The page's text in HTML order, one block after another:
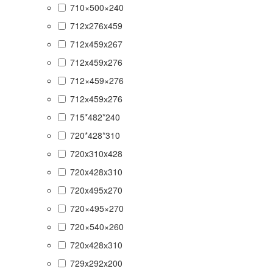
710×500×240
712x276x459
712x459x267
712x459x276
712×459×276
712х459х276
715*482*240
720*428*310
720x310x428
720x428x310
720x495x270
720×495×270
720×540×260
720х428х310
729x292x200